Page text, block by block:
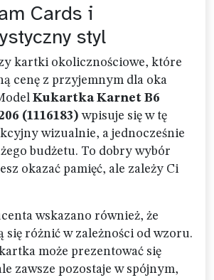
Cards i
styl
kartki okolicznościowe, które
cenę z przyjemnym dla oka
Kukartka Karnet B6
(1116183) wpisuje się w tę
wizualnie, a jednocześnie
budżetu. To dobry wybór
okazać pamięć, ale zależy Ci
wskazano również, że
się różnić w zależności od wzoru.
może prezentować się
zawsze pozostaje w spójnym,